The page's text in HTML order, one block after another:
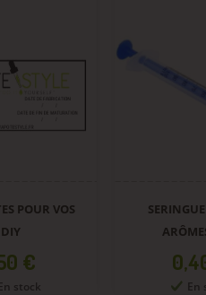
POUR VOS
DIY
€
En stock
Prix
En